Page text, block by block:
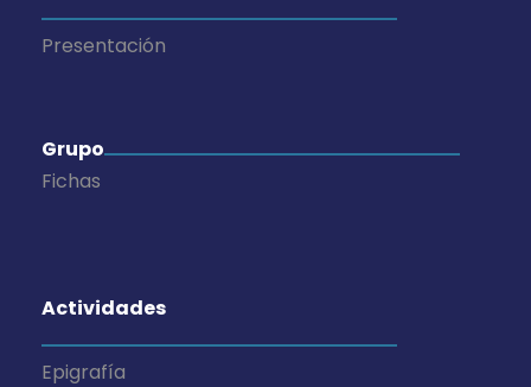
Presentación
Grupo
Fichas
Actividades
Epigrafía